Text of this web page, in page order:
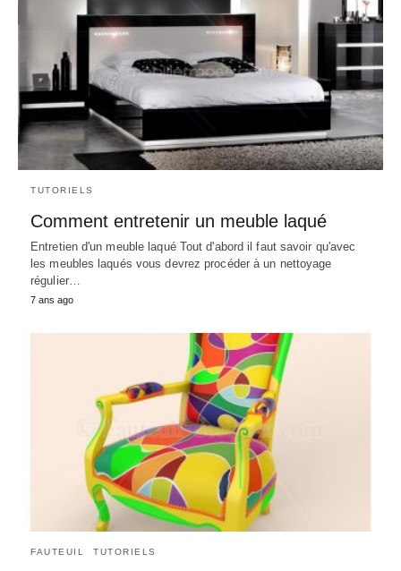
TUTORIELS
Comment entretenir un meuble laqué
Entretien d'un meuble laqué Tout d'abord il faut savoir qu'avec
les meubles laqués vous devrez procéder à un nettoyage
régulier…
7 ans ago
FAUTEUIL TUTORIELS